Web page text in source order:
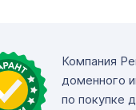
Компания
доменного
по покупке